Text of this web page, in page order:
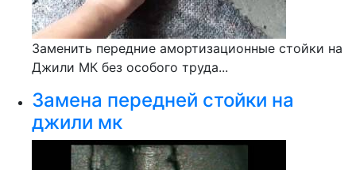
Заменить передние амортизационные стойки на
Джили МК без особого труда...
Замена передней стойки на
джили мк